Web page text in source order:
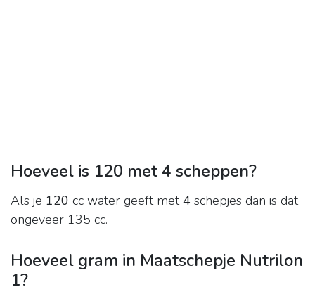
Hoeveel is 120 met 4 scheppen?
Als je 120 cc water geeft met4 schepjes dan is dat
ongeveer 135 cc.
Hoeveel gram in Maatschepje Nutrilon
1?